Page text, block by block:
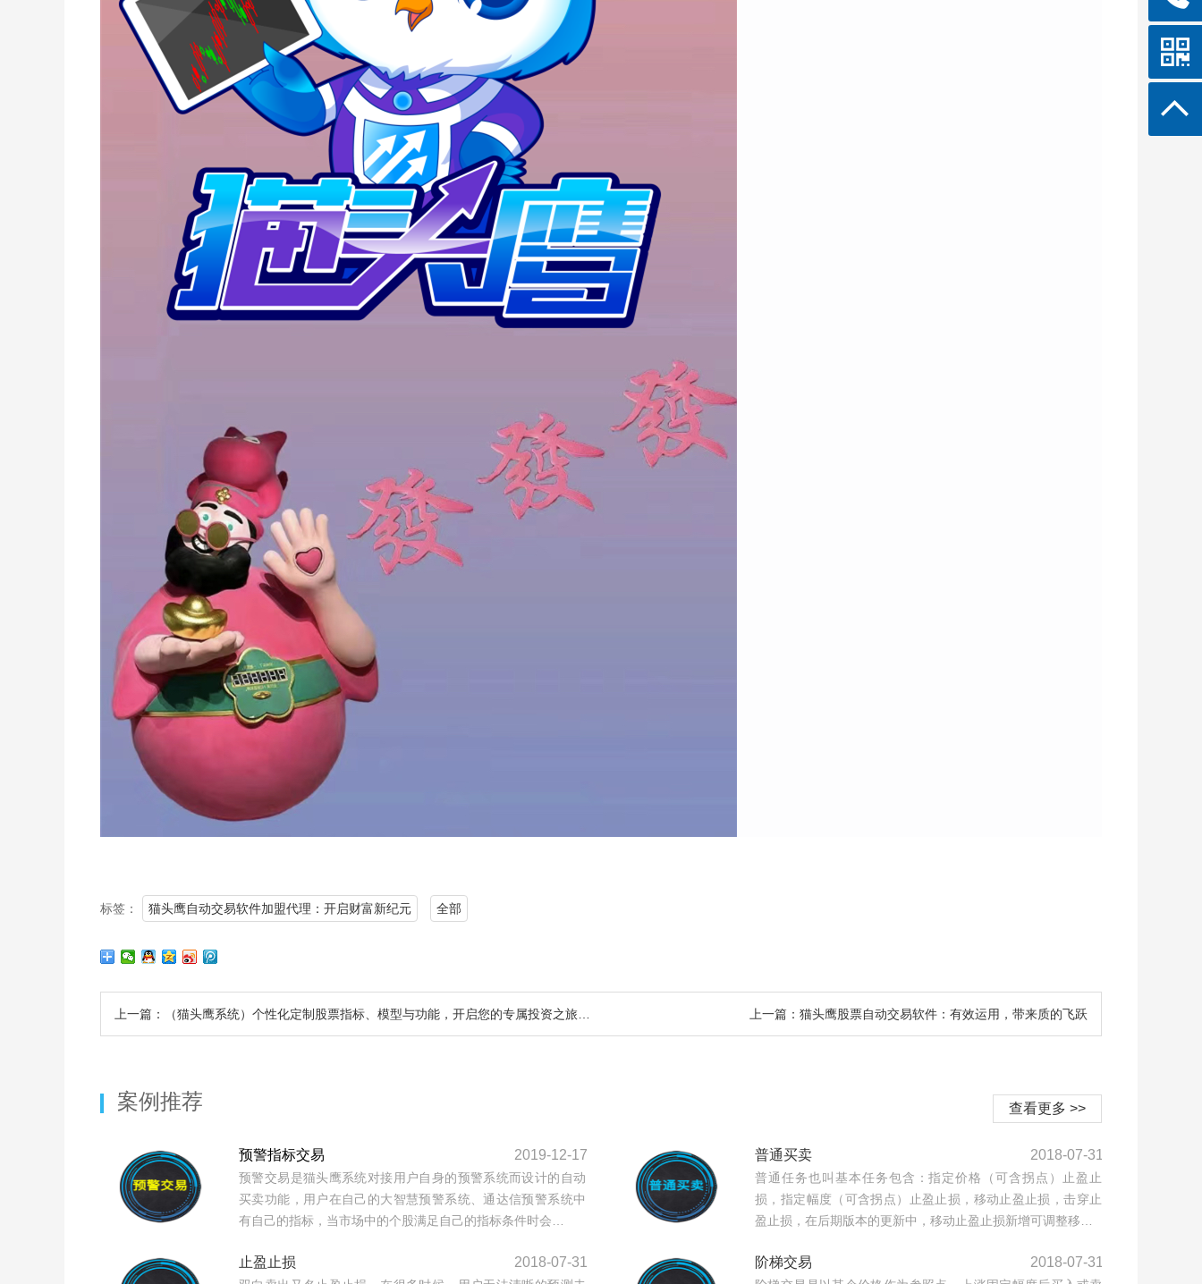
标签： 猫头鹰自动交易软件加盟代理：开启财富新纪元 全部
上一篇：（猫头鹰系统）个性化定制股票指标、模型与功能，开启您的专属投资之旅… 上一篇：猫头鹰股票自动交易软件：有效运用，带来质的飞跃
查看更多 >>
案例推荐
预警指标交易 2019-12-17
预警交易是猫头鹰系统对接用户自身的预警系统而设计的自动
买卖功能，用户在自己的大智慧预警系统、通达信预警系统中
有自己的指标，当市场中的个股满足自己的指标条件时会…
普通买卖 2018-07-31
普通任务也叫基本任务包含：指定价格（可含拐点）止盈止
损，指定幅度（可含拐点）止盈止损，移动止盈止损，击穿止
盈止损，在后期版本的更新中，移动止盈止损新增可调整移…
止盈止损 2018-07-31 阶梯交易 2018-07-31